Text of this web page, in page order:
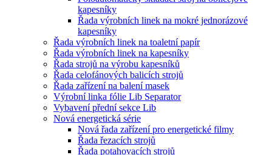
kapesníky
Řada výrobních linek na mokré jednorázové
kapesníky
Řada výrobních linek na toaletní papír
Řada výrobních linek na kapesníky
Řada strojů na výrobu kapesníků
Řada celofánových balicích strojů
Řada zařízení na balení masek
Výrobní linka fólie Lib Separator
Vybavení přední sekce Lib
Nová energetická série
Nová řada zařízení pro energetické filmy
Řada řezacích strojů
Řada potahovacích strojů